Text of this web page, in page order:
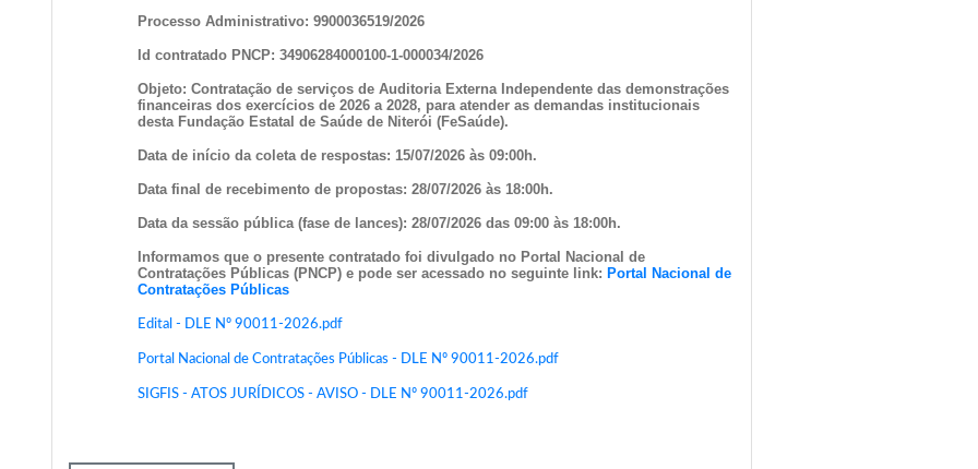
Processo Administrativo: 9900036519/2026
Id contratado PNCP: 34906284000100-1-000034/2026
Objeto: Contratação de serviços de Auditoria Externa Independente das demonstrações
financeiras dos exercícios de 2026 a 2028, para atender as demandas institucionais
desta Fundação Estatal de Saúde de Niterói (FeSaúde).
Data de início da coleta de respostas: 15/07/2026 às 09:00h.
Data final de recebimento de propostas: 28/07/2026 às 18:00h.
Data da sessão pública (fase de lances): 28/07/2026 das 09:00 às 18:00h.
Informamos que o presente contratado foi divulgado no Portal Nacional de
Contratações Públicas (PNCP) e pode ser acessado no seguinte link: Portal Nacional de
Contratações Públicas
Edital - DLE Nº 90011-2026.pdf
Portal Nacional de Contratações Públicas - DLE Nº 90011-2026.pdf
SIGFIS - ATOS JURÍDICOS - AVISO - DLE Nº 90011-2026.pdf